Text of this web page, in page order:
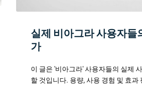
실제 비아그라 사용자들
가
이 글은 '비아그라' 사용자들의 실제
할 것입니다. 용량, 사용 경험 및 효과